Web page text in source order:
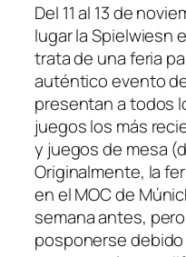
Del 11 al 13 de
lugar la Spielwiesn
trata de una feria
auténtico evento
presentan a todos
juegos los más
y juegos de mesa
Originalmente, la
en el MOC de
semana antes,
posponerse